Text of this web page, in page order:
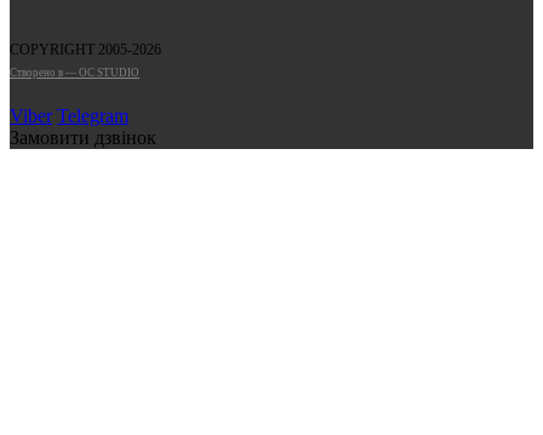
COPYRIGHT 2005-2026
Cтворено в — OC STUDIO
Viber Telegram
Замовити дзвінок